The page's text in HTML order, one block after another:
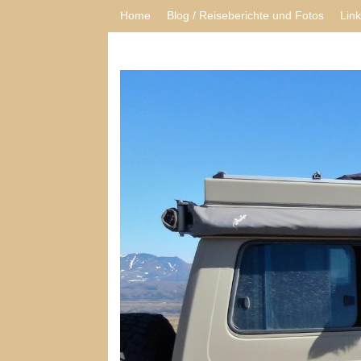
Home Blog / Reiseberichte und Fotos